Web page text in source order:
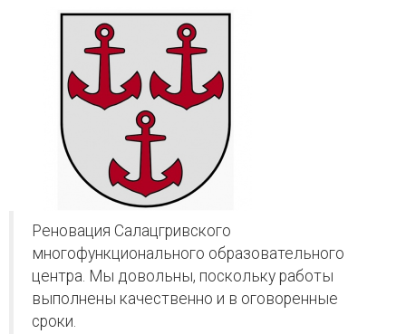
Реновация Салацгривского
многофункционального образовательного
центра. Мы довольны, поскольку работы
выполнены качественно и в оговоренные
сроки.